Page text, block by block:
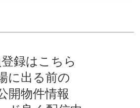
録はこちら
に出る前の
開物件情報